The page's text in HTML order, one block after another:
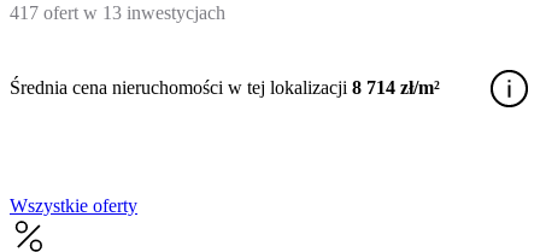
417 ofert w 13 inwestycjach
Średnia cena nieruchomości w tej lokalizacji 8 714 zł/m²
Wszystkie oferty